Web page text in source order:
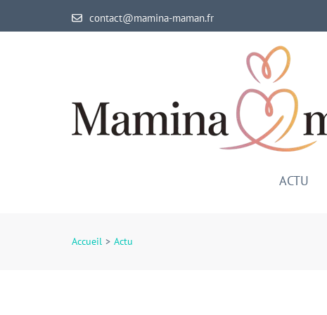
au
contact@mamina-maman.fr
ACTU
Accueil > Actu